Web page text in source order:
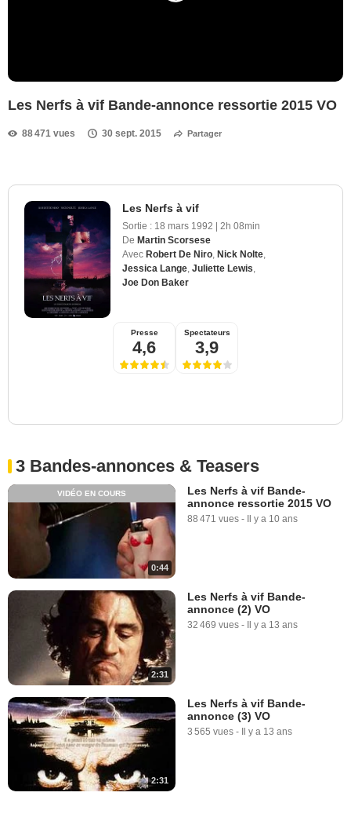
Les Nerfs à vif Bande-annonce ressortie 2015 VO
88 471 vues 30 sept. 2015 Partager
Les Nerfs à vif
Sortie : 18 mars 1992 | 2h 08min
De Martin Scorsese
Avec Robert De Niro Nick Nolte
Jessica Lange Juliette Lewis
Joe Don Baker
Presse
4,6
Spectateurs
3,9
3 Bandes-annonces & Teasers
0:44
VIDÉO EN COURS
Les Nerfs à vif Bande-
annonce ressortie 2015 VO
88 471 vues - Il y a 10 ans
2:31
Les Nerfs à vif Bande-
annonce (2) VO
32 469 vues - Il y a 13 ans
2:31
Les Nerfs à vif Bande-
annonce (3) VO
3 565 vues - Il y a 13 ans